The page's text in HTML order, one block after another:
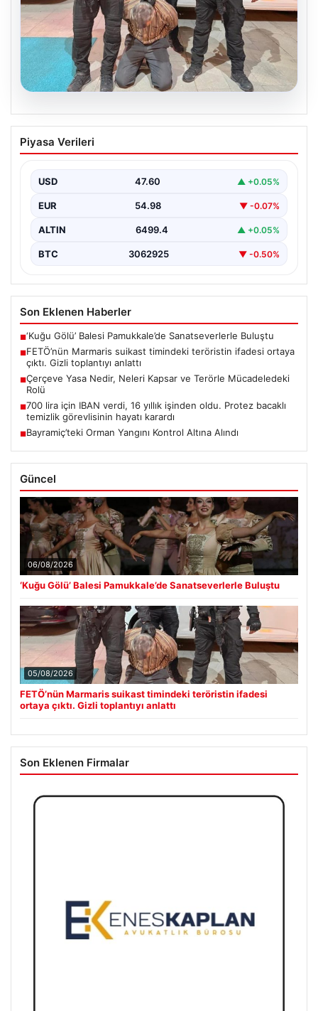
05.08.2026
FETÖ’nün Marmaris suikast timindeki
teröristin ifadesi ortaya çıktı. Gizli
Piyasa Verileri
USD 47.60 ▲ +0.05%
EUR 54.98 ▼ -0.07%
ALTIN 6499.4 ▲ +0.05%
BTC 3062925 ▼ -0.50%
Son Eklenen Haberler
■‘Kuğu Gölü’ Balesi Pamukkale’de Sanatseverlerle Buluştu
■FETÖ’nün Marmaris suikast timindeki teröristin ifadesi ortaya
çıktı. Gizli toplantıyı anlattı
■Çerçeve Yasa Nedir, Neleri Kapsar ve Terörle Mücadeledeki
Rolü
■700 lira için IBAN verdi, 16 yıllık işinden oldu. Protez bacaklı
temizlik görevlisinin hayatı karardı
■Bayramiç’teki Orman Yangını Kontrol Altına Alındı
Güncel
06/08/2026
‘Kuğu Gölü’ Balesi Pamukkale’de Sanatseverlerle Buluştu
05/08/2026
FETÖ’nün Marmaris suikast timindeki teröristin ifadesi
ortaya çıktı. Gizli toplantıyı anlattı
Son Eklenen Firmalar